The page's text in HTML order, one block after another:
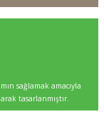
sağlamak amacıyla
tasarlanmıştır.